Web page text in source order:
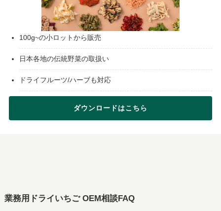
100g~の小ロットから販売
日本各地の伝統野菜の取扱い
ドライフルーツ/ハーブも対応
ダウンロードはこちら
業務用ドライいちご OEM相談FAQ